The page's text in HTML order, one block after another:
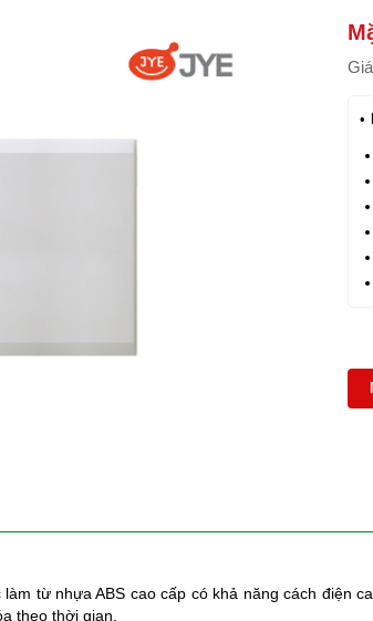
làm từ nhựa ABS cao cấp có khả năng cách điện
theo thời gian.